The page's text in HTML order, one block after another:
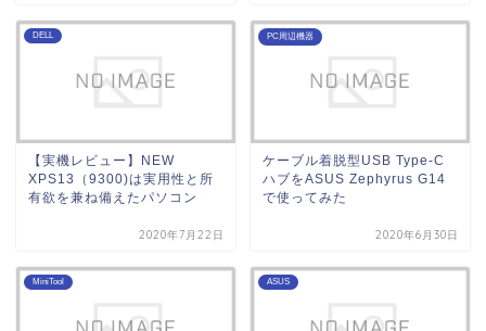
DELL
【実機レビュー】NEW
XPS13（9300)は実用性と所
有欲を兼ね備えたパソコン
2020年7月22日
PC周辺機器
ケーブル着脱型USB Type-C
ハブをASUS Zephyrus G14
で使ってみた
2020年6月30日
MiniTool ASUS